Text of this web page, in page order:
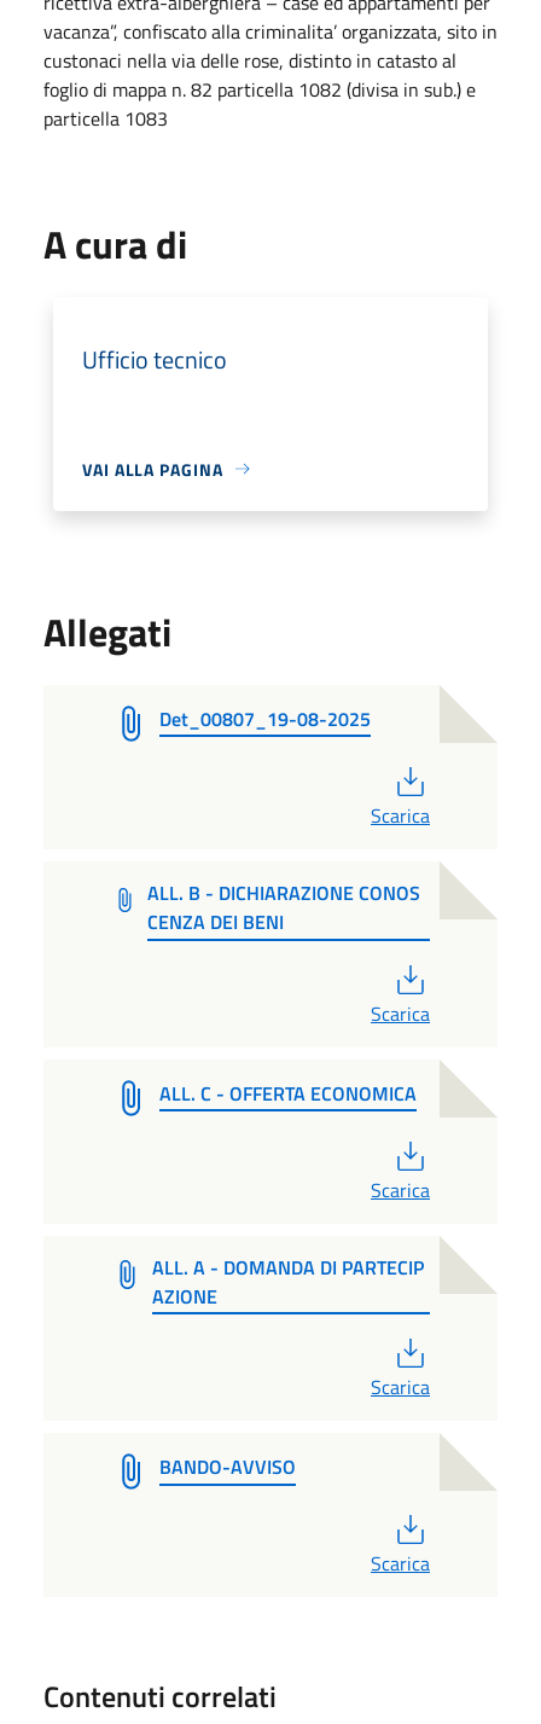
vacanza”, confiscato alla criminalita’ organizzata, sito in
custonaci nella via delle rose, distinto in catasto al
foglio di mappa n. 82 particella 1082 (divisa in sub.) e
particella 1083
A cura di
Ufficio tecnico
VAI ALLA PAGINA
Allegati
Det_00807_19-08-2025
Scarica
ALL. B - DICHIARAZIONE CONOS
CENZA DEI BENI
Scarica
ALL. C - OFFERTA ECONOMICA
Scarica
ALL. A - DOMANDA DI PARTECIP
AZIONE
Scarica
BANDO-AVVISO
Scarica
Contenuti correlati